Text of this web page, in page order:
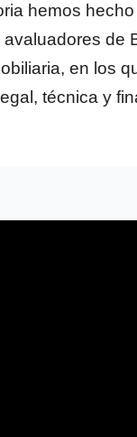
hemos
en los
técnica y